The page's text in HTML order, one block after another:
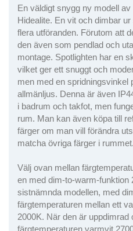
En väldigt snygg ny modell
Hidealite. En vit och dimbar
flera utföranden. Förutom att
den även som pendlad och
montage. Spotlighten har en
vilket ger ett snuggt och
men med en spridningsvinkel
allmänljus. Denna är även
i badrum och takfot, men
rum. Man kan även köpa till
färger om man vill förändra
matcha övriga färger i rummet.
Välj ovan mellan
en med dim-to-warm-funktion
sistnämnda modellen, med
färgtemperaturen mellan ett
2000K. När den är